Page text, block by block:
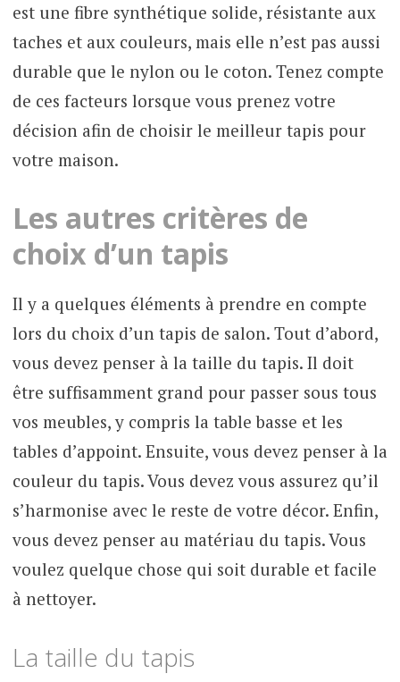
est une fibre synthétique solide, résistante aux
taches et aux couleurs, mais elle n’est pas aussi
durable que le nylon ou le coton. Tenez compte
de ces facteurs lorsque vous prenez votre
décision afin de choisir le meilleur tapis pour
votre maison.
Les autres critères de
choix d’un tapis
Il y a quelques éléments à prendre en compte
lors du choix d’un tapis de salon. Tout d’abord,
vous devez penser à la taille du tapis. Il doit
être suffisamment grand pour passer sous tous
vos meubles, y compris la table basse et les
tables d’appoint. Ensuite, vous devez penser à la
couleur du tapis. Vous devez vous assurez qu’il
s’harmonise avec le reste de votre décor. Enfin,
vous devez penser au matériau du tapis. Vous
voulez quelque chose qui soit durable et facile
à nettoyer.
La taille du tapis